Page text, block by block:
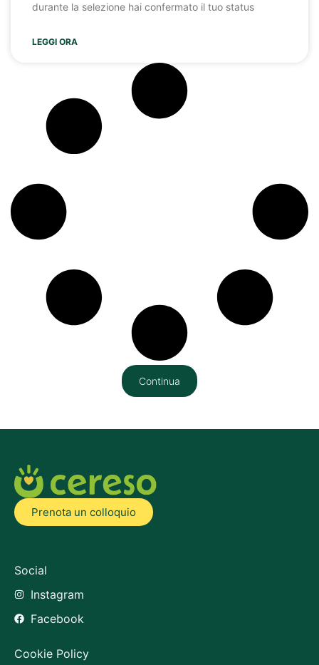
durante la selezione hai confermato il tuo status
LEGGI ORA
Continua
Prenota un colloquio
Social
Instagram
Facebook
Cookie Policy